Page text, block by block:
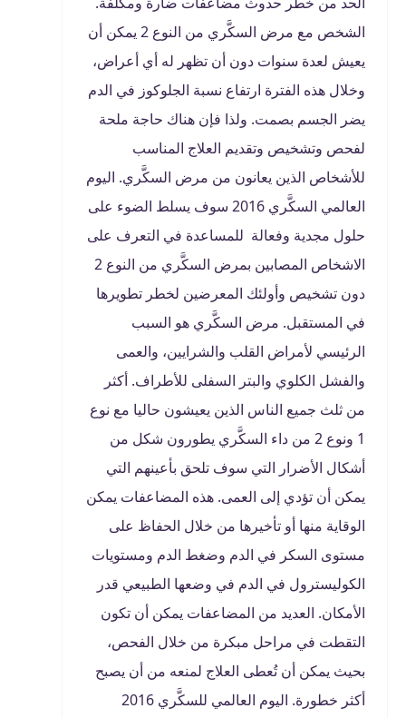
الشخص مع مرض السكَّري من النوع 2 يمكن أن
يعيش لعدة سنوات دون أن تظهر له أي أعراض،
وخلال هذه الفترة ارتفاع نسبة الجلوكوز في الدم
يضر الجسم بصمت. ولذا فإن هناك حاجة ملحة
لفحص وتشخيص وتقديم العلاج المناسب
للأشخاص الذين يعانون من مرض السكَّري. اليوم
العالمي السكَّري 2016 سوف يسلط الضوء على
حلول مجدية وفعالة للمساعدة في التعرف على
الاشخاص المصابين بمرض السكَّري من النوع 2
دون تشخيص وأولئك المعرضين لخطر تطويرها
في المستقبل. مرض السكَّري هو السبب
الرئيسي لأمراض القلب والشرايين، والعمى
والفشل الكلوي والبتر السفلى للأطراف. أكثر
من ثلث جميع الناس الذين يعيشون حاليا مع نوع
1 ونوع 2 من داء السكَّري يطورون شكل من
أشكال الأضرار التي سوف تلحق بأعينهم التي
يمكن أن تؤدي إلى العمى. هذه المضاعفات يمكن
الوقاية منها أو تأخيرها من خلال الحفاظ على
مستوى السكر في الدم وضغط الدم ومستويات
الكوليسترول في الدم في وضعها الطبيعي قدر
الأمكان. العديد من المضاعفات يمكن أن تكون
التقطت في مراحل مبكرة من خلال الفحص،
بحيث يمكن أن تُعطى العلاج لمنعه من أن يصبح
أكثر خطورة. اليوم العالمي للسكَّري 2016